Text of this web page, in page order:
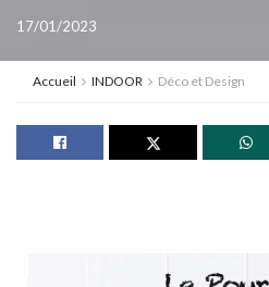
17/01/2023
Accueil INDOOR Déco et Design